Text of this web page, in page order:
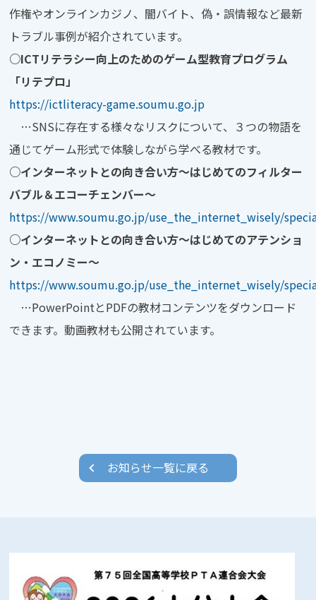
作権やオンラインカジノ、闇バイト、偽・誤情報など最新
トラブル事例が紹介されています。
○ICTリテラシー向上のためのゲーム型教育プログラム
「リテプロ」
https://ictliteracy-game.soumu.go.jp
…SNSに存在する様々なリスクについて、３つの物語を
通じてゲーム形式で体験しながら学べる教材です。
○インターネットとの向き合い方～はじめてのフィルター
バブル＆エコーチェンバー～
https://www.soumu.go.jp/use_the_internet_wisely/
○インターネットとの向き合い方～はじめてのアテンショ
ン・エコノミー～
https://www.soumu.go.jp/use_the_internet_wisely/
…PowerPointとPDFの教材コンテンツをダウンロード
できます。動画教材も公開されています。
お知らせ一覧に戻る